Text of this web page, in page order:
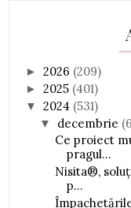
►2026 (209)
►2025 (401)
▼2024 (531)
▼ decembrie
Ce proiect
pragul...
Nisita®,
p...